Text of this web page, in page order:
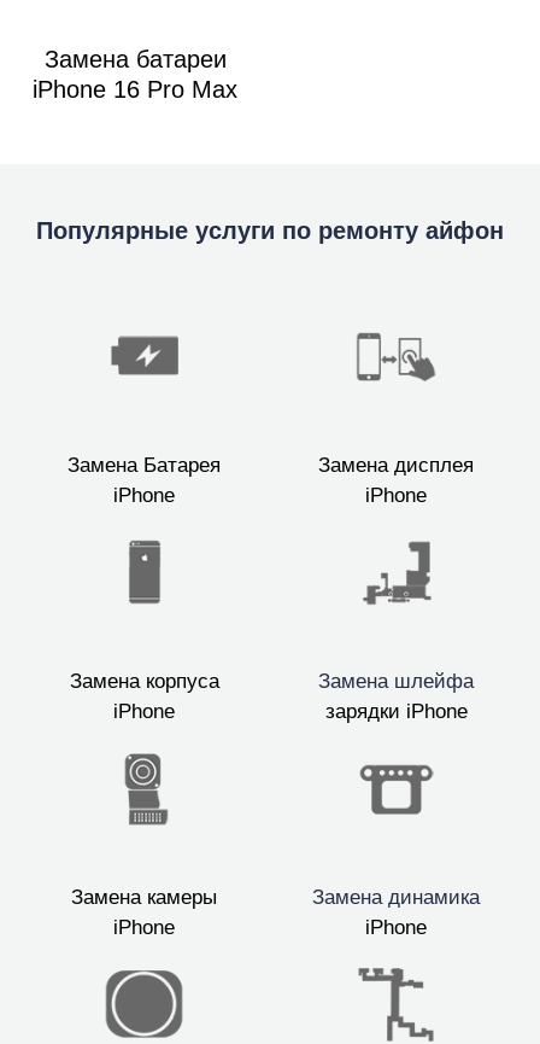
Замена батареи
iPhone 16 Pro Max
Популярные услуги по ремонту айфон
Замена Батарея
iPhone
Замена дисплея
iPhone
Замена корпуса
iPhone
Замена шлейфа
зарядки iPhone
Замена камеры
iPhone
Замена динамика
iPhone